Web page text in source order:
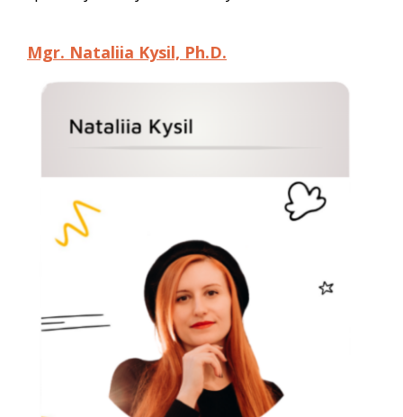
Mgr. Nataliia Kysil, Ph.D.